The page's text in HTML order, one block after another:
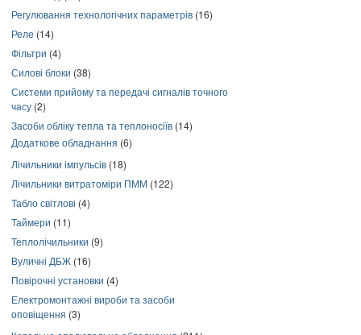
Регулювання технологічних параметрів (16)
Реле (14)
Фільтри (4)
Силові блоки (38)
Системи прийому та передачі сигналів точного
часу (2)
Засоби обліку тепла та теплоносіїв (14)
Додаткове обладнання (6)
Лічильники імпульсів (18)
Лічильники витратоміри ПММ (122)
Табло світлові (4)
Таймери (11)
Теплолічильники (9)
Вуличні ДБЖ (16)
Повірочні установки (4)
Електромонтажні вироби та засоби
оповіщення (3)